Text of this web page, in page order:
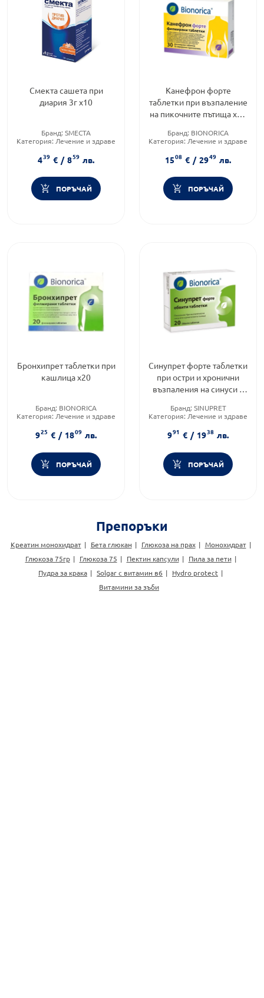
Смекта сашета при
диария 3г х10
Бранд: SMECTA
Категория: Лечение и здраве
439 € / 859 лв.
ПОРЪЧАЙ
Канефрон форте
таблетки при възпаление
на пикочните пътища х30
Бранд: BIONORICA
Категория: Лечение и здраве
1508 € / 2949 лв.
ПОРЪЧАЙ
Бронхипрет таблетки при
кашлица х20
Бранд: BIONORICA
Категория: Лечение и здраве
кашлица
925 € / 1809 лв.
ПОРЪЧАЙ
Синупрет форте таблетки
при остри и хронични
възпаления на синуси и
Бранд: SINUPRET
Категория: Лечение и здраве
991 € / 1938 лв.
ПОРЪЧАЙ
Препоръки
Креатин монохидрат Бета глюкан Глюкоза на прах
Монохидрат
Глюкоза 75гр
Глюкоза 75 Пектин капсули
Пила за пети
Пудра за крака
Solgar с витамин в6
Hydro protect
Витамини за зъби